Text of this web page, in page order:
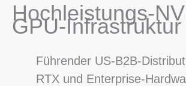
Hochleistungs-
GPU-Infrastruktur
Führender US-B2B-
RTX und Enterprise-